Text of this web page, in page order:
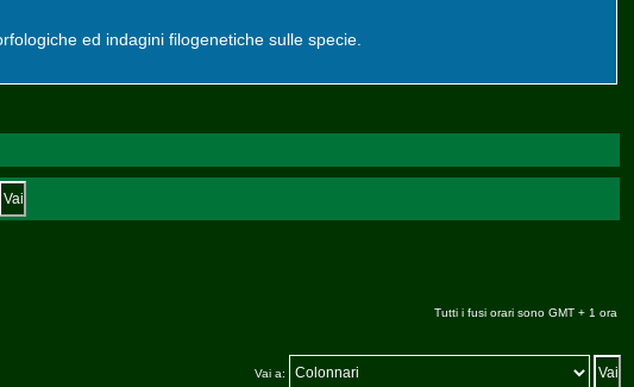
ed indagini filogenetiche sulle specie.
Tutti i fusi orari sono GMT + 1 ora
Vai a: